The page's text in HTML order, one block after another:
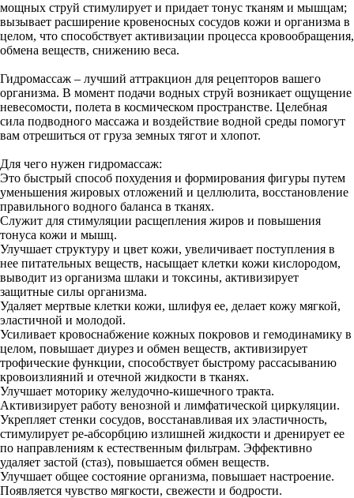
мощных струй стимулирует и придает тонус тканям и мышцам;
вызывает расширение кровеносных сосудов кожи и организма в
целом, что способствует активизации процесса кровообращения,
обмена веществ, снижению веса.
Гидромассаж – лучший аттракцион для рецепторов вашего
организма. В момент подачи водных струй возникает ощущение
невесомости, полета в космическом пространстве. Целебная
сила подводного массажа и воздействие водной среды помогут
вам отрешиться от груза земных тягот и хлопот.
Для чего нужен гидромассаж:
Это быстрый способ похудения и формирования фигуры путем
уменьшения жировых отложений и целлюлита, восстановление
правильного водного баланса в тканях.
Служит для стимуляции расщепления жиров и повышения
тонуса кожи и мышц.
Улучшает структуру и цвет кожи, увеличивает поступления в
нее питательных веществ, насыщает клетки кожи кислородом,
выводит из организма шлаки и токсины, активизирует
защитные силы организма.
Удаляет мертвые клетки кожи, шлифуя ее, делает кожу мягкой,
эластичной и молодой.
Усиливает кровоснабжение кожных покровов и гемодинамику в
целом, повышает диурез и обмен веществ, активизирует
трофические функции, способствует быстрому рассасыванию
кровоизлияний и отечной жидкости в тканях.
Улучшает моторику желудочно-кишечного тракта.
Активизирует работу венозной и лимфатической циркуляции.
Укрепляет стенки сосудов, восстанавливая их эластичность,
стимулирует ре-абсорбцию излишней жидкости и дренирует ее
по направлениям к естественным фильтрам. Эффективно
удаляет застой (стаз), повышается обмен веществ.
Улучшает общее состояние организма, повышает настроение.
Появляется чувство мягкости, свежести и бодрости.